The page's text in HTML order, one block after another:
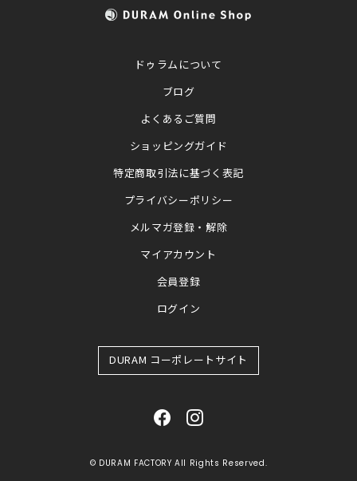
ドゥラムについて
ブログ
よくあるご質問
ショッピングガイド
特定商取引法に基づく表記
プライバシーポリシー
メルマガ登録・解除
マイアカウント
会員登録
ログイン
DURAM コーポレートサイト
© DURAM FACTORY All Rights Reserved.